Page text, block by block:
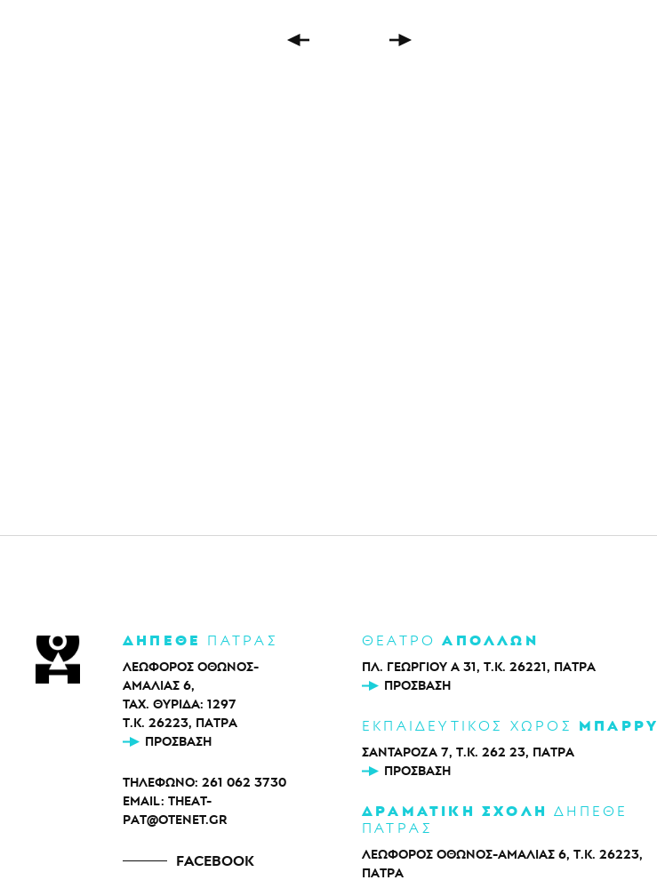
ΔΗΠΕΘΕ ΠΑΤΡΑΣ
ΛΕΩΦΟΡΟΣ ΟΘΩΝΟΣ-
ΑΜΑΛΙΑΣ 6,
ΤΑΧ. ΘΥΡΙΔΑ: 1297
Τ.Κ. 26223, ΠΑΤΡΑ
ΠΡΌΣΒΑΣΗ
ΤΗΛΕΦΩΝΟ: 261 062 3730
EMAIL: THEAT-
PAT@OTENET.GR
FACEBOOK
ΘΕΑΤΡΟΑΠΟΛΛΩΝ
ΠΛ. ΓΕΩΡΓΙΟΥ Α 31, Τ.Κ. 26221, ΠΑΤΡΑ
ΠΡΌΣΒΑΣΗ
ΕΚΠΑΙΔΕΥΤΙΚΟΣ ΧΩΡΟΣ ΜΠΑΡΡΥ
ΣΑΝΤΑΡΟΖΑ 7, Τ.Κ. 262 23, ΠΑΤΡΑ
ΠΡΌΣΒΑΣΗ
ΔΡΑΜΑΤΙΚΗ ΣΧΟΛΗ ΔΗΠΕΘΕ
ΠΑΤΡΑΣ
ΛΕΩΦΟΡΟΣ ΟΘΩΝΟΣ-ΑΜΑΛΙΑΣ 6, Τ.Κ. 26223,
ΠΑΤΡΑ